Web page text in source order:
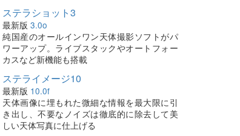
ステラショット3
最新版 3.0o
純国産のオールインワン天体撮影ソフトがパ
ワーアップ。ライブスタックやオートフォー
カスなど新機能も搭載
ステライメージ10
最新版 10.0f
天体画像に埋もれた微細な情報を最大限に引
き出し、不要なノイズは徹底的に除去して美
しい天体写真に仕上げる